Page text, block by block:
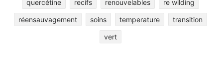
quercétine recifs renouvelables re wilding
réensauvagement soins temperature transition
vert